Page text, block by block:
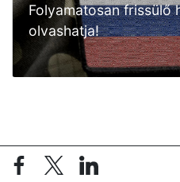
Folyamatosan frissülő
olvashatja!